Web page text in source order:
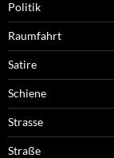
Politik
Raumfahrt
Satire
Schiene
Strasse
Straße